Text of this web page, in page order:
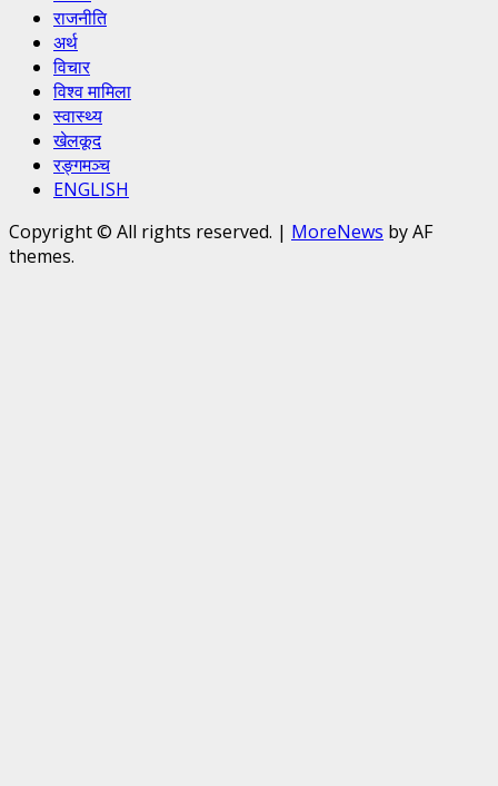
राजनीति
अर्थ
विचार
विश्व मामिला
स्वास्थ्य
खेलकूद
रङ्गमञ्च
ENGLISH
Copyright © All rights reserved. | MoreNews by AF
themes.